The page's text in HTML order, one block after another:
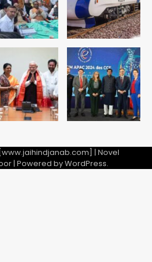
| Novel
| Powered byWordPress.